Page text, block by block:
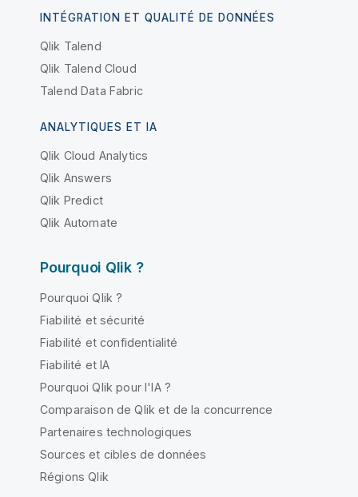
INTÉGRATION ET QUALITÉ DE DONNÉES
Qlik Talend
Qlik Talend Cloud
Talend Data Fabric
ANALYTIQUES ET IA
Qlik Cloud Analytics
Qlik Answers
Qlik Predict
Qlik Automate
Pourquoi Qlik ?
Pourquoi Qlik ?
Fiabilité et sécurité
Fiabilité et confidentialité
Fiabilité et IA
Pourquoi Qlik pour l'IA ?
Comparaison de Qlik et de la concurrence
Partenaires technologiques
Sources et cibles de données
Régions Qlik